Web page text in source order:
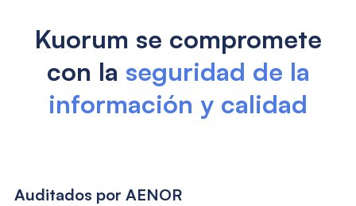
Kuorum se compromete
con la seguridad de la
información y calidad
Auditados por AENOR